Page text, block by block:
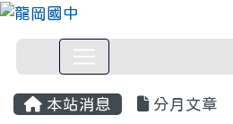
本站消息 分月文章